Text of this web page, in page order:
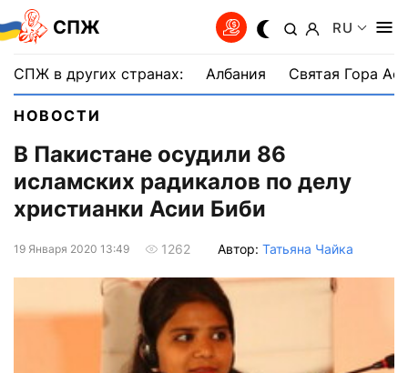
СПЖ RU
СПЖ в других странах: Албания Святая Гора
НОВОСТИ
В Пакистане осудили 86
исламских радикалов по делу
христианки Асии Биби
19 Января 2020 13:49 1262 Автор: Татьяна Чайка